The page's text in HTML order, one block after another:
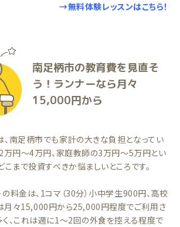
→無料体験レッスンはこちら！
南足柄市の教育費を見直そ
う！ランナーなら月々
15,000円から
南足柄市でも家計の大きな負担となってい
万円〜4万円、家庭教師の3万円〜5万円とい
こまで投資すべきか悩ましいところです。
料金は、1コマ（30分）小中学生900円、高校
月々15,000円から25,000円程度でご利用さ
、これは週に1〜2回の外食を控える程度で